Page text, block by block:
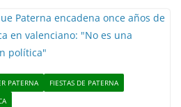
PATERNA
FIESTAS DE PATERNA